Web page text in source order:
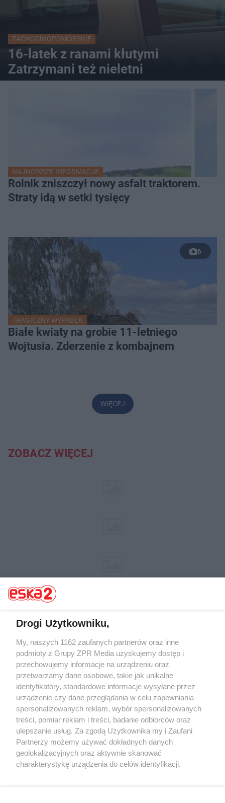
ZACHODNIOPOMORSKIE
16-latek z ranami kłutymi
Zatrzymani też nieletni
NAJNOWSZE INFORMACJE
Rolnik zniszczył nowy asfalt traktorem.
Straty idą w setki tysięcy
6
TRAGICZNY WYPADEK
Białe kwiaty na grobie 11-letniego
Wojtusia. Zderzenie z kombajnem
WIĘCEJ
ZOBACZ WIĘCEJ
Żaden utwór zamieszczony w serwisie nie może być powielany i
rozpowszechniany lub dalej rozpowszechniany w jakikolwiek sposób (w
tym także elektroniczny lub mechaniczny) na jakimkolwiek polu
eksploatacji w jakiejkolwiek formie, włącznie z umieszczaniem w
Internecie bez pisemnej zgody właściciela praw. Jakiekolwiek użycie lub
wykorzystanie utworów w całości lub w części z naruszeniem prawa,
tzn. bez właściwej zgody, jest zabronione pod groźbą kary i może być
ścigane prawnie.
Drogi Użytkowniku,
My, naszych 1162 zaufanych partnerów oraz inne
podmioty z Grupy ZPR Media uzyskujemy dostęp i
przechowujemy informacje na urządzeniu oraz
przetwarzamy dane osobowe, takie jak unikalne
identyfikatory, standardowe informacje wysyłane przez
urządzenie czy dane przeglądania w celu zapewniania
spersonalizowanych reklam, wybór spersonalizowanych
treści, pomiar reklam i treści, badanie odbiorców oraz
ulepszanie usług. Za zgodą Użytkownika my i Zaufani
Partnerzy możemy używać dokładnych danych
geolokalizacyjnych oraz aktywnie skanować
charakterystykę urządzenia do celów identyfikacji.